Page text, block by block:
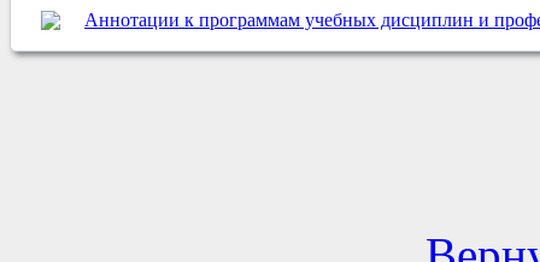
Аннотации к программам учебных дисциплин и